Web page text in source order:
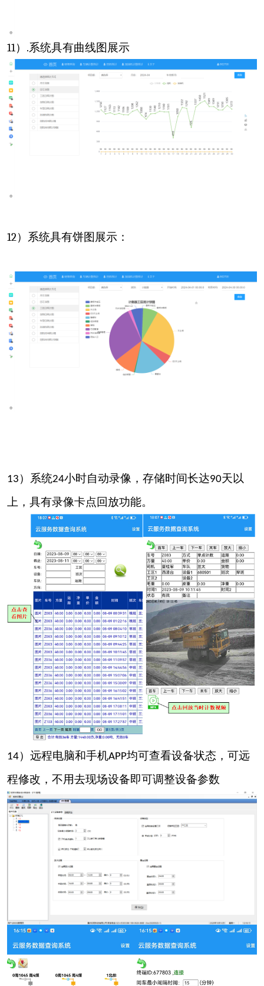
11） .系统具有曲线图展示
12）系统具有饼图展示：
13 ）系统24小时自动录像 ， 存储时间长达90天以
上 ， 具有录像卡点回放功能。
14）远程电脑和手机APP均可查看设备状态，可远
程修改，不用去现场设备即可调整设备参数